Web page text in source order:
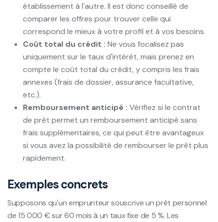
établissement à l'autre. Il est donc conseillé de
comparer les offres pour trouver celle qui
correspond le mieux à votre profil et à vos besoins.
Coût total du crédit : Ne vous focalisez pas
uniquement sur le taux d'intérêt, mais prenez en
compte le coût total du crédit, y compris les frais
annexes (frais de dossier, assurance facultative,
etc.).
Remboursement anticipé : Vérifiez si le contrat
de prêt permet un remboursement anticipé sans
frais supplémentaires, ce qui peut être avantageux
si vous avez la possibilité de rembourser le prêt plus
rapidement.
Exemples concrets
Supposons qu'un emprunteur souscrive un prêt personnel
de 15 000 € sur 60 mois à un taux fixe de 5 %. Les